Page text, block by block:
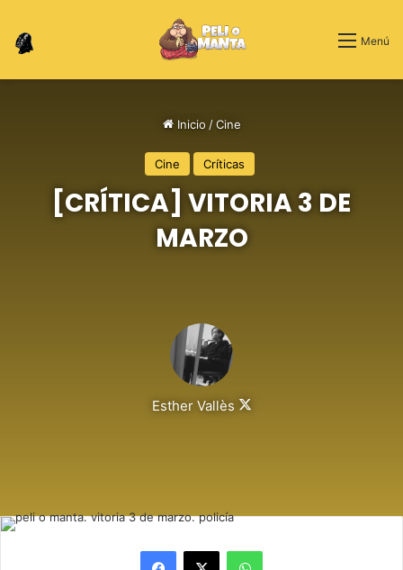
Switch skin Menú
Inicio / Cine
Cine Críticas
[CRÍTICA] VITORIA 3 DE
MARZO
Esther Vallès
Follow
Facebook
X WhatsApp